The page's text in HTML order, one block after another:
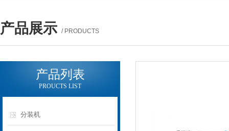
产品展示 / PRODUCTS
产品列表
PROUCTS LIST
分装机